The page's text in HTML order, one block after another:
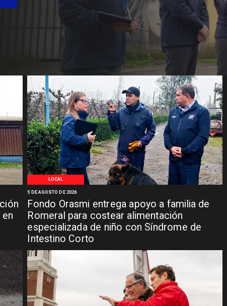
LOCAL
Fondo Orasmi entrega apoyo a familia de
Romeral para costear alimentación
especializada de niño con Síndrome de
Intestino Corto
5 DE AGOSTO DE 2026